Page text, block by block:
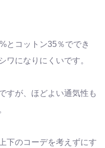
とコットン35％ででき
ワになりにくいです。
すが、ほどよい通気性も
下のコーデを考えずにす